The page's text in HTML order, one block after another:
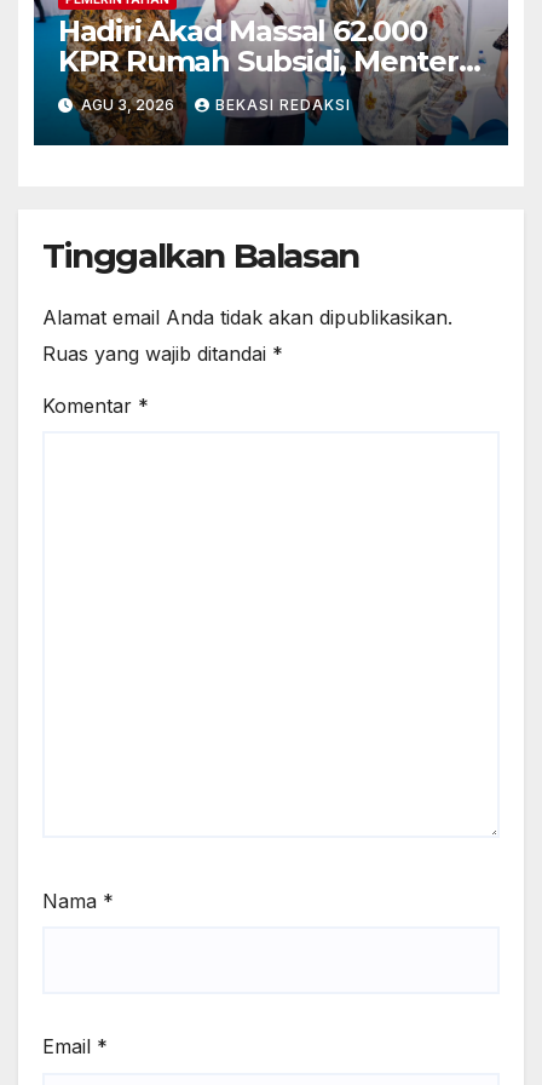
Hadiri Akad Massal 62.000
KPR Rumah Subsidi, Menteri
Nusron: Legalitas Tanah Beri
Kepastian bagi Masyarakat
AGU 3, 2026 BEKASI REDAKSI
Tinggalkan Balasan
Alamat email Anda tidak akan dipublikasikan.
Ruas yang wajib ditandai *
Komentar *
Nama *
Email *